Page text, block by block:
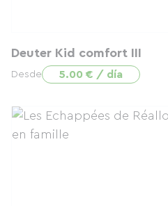
Deuter Kid comfort III
Desde 5.00 € / día